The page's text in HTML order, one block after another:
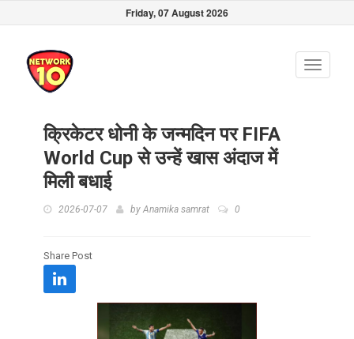
Friday, 07 August 2026
Toggle
क्रिकेटर धोनी के जन्मदिन पर FIFA
World Cup से उन्हें खास अंदाज में
मिली बधाई
2026-07-07 by Anamika samrat 0
Share Post